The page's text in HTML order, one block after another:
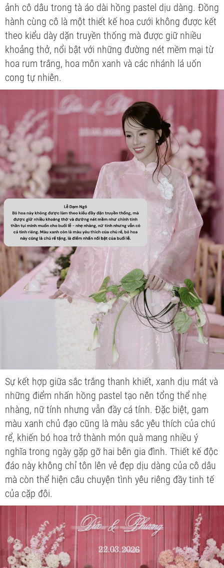
ảnh cô dâu trong tà áo dài hồng pastel dịu dàng. Đồng
hành cùng cô là một thiết kế hoa cưới không được kết
theo kiểu dày dặn truyền thống mà được giữ nhiều
khoảng thở, nổi bật với những đường nét mềm mại từ
hoa rum trắng, hoa môn xanh và các nhánh lá uốn
cong tự nhiên.
Sự kết hợp giữa sắc trắng thanh khiết, xanh dịu mát và
những điểm nhấn hồng pastel tạo nên tổng thể nhẹ
nhàng, nữ tính nhưng vẫn đầy cá tính. Đặc biệt, gam
màu xanh chủ đạo cũng là màu sắc yêu thích của chú
rể, khiến bó hoa trở thành món quà mang nhiều ý
nghĩa trong ngày gặp gỡ hai bên gia đình. Thiết kế độc
đáo này không chỉ tôn lên vẻ đẹp dịu dàng của cô dâu
mà còn thể hiện câu chuyện tình yêu riêng đầy tinh tế
của cặp đôi.